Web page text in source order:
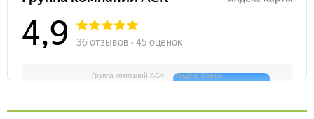
Группа компаний АСК — Яндекс Карты